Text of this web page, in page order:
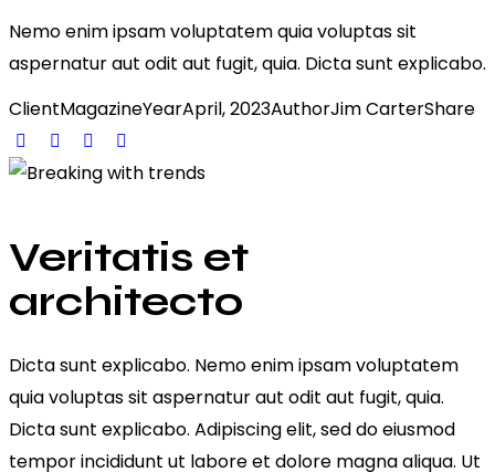
Nemo enim ipsam voluptatem quia voluptas sit
aspernatur aut odit aut fugit, quia. Dicta sunt explicabo.
ClientMagazineYearApril, 2023AuthorJim CarterShare
Veritatis et
architecto
Dicta sunt explicabo. Nemo enim ipsam voluptatem
quia voluptas sit aspernatur aut odit aut fugit, quia.
Dicta sunt explicabo. Adipiscing elit, sed do eiusmod
tempor incididunt ut labore et dolore magna aliqua. Ut